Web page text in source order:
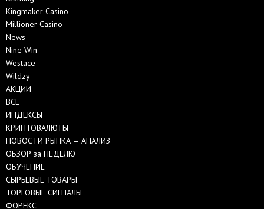
Kingmaker Casino
Millioner Casino
News
Nine Win
Westace
Wildzy
АКЦИИ
ВСЕ
ИНДЕКСЫ
КРИПТОВАЛЮТЫ
НОВОСТИ РЫНКА — АНАЛИЗ
ОБЗОР за НЕДЕЛЮ
ОБУЧЕНИЕ
СЫРЬЕВЫЕ ТОВАРЫ
ТОРГОВЫЕ СИГНАЛЫ
ФОРЕКС